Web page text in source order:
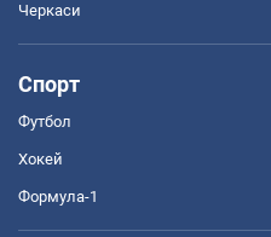
Черкаси
Спорт
Футбол
Хокей
Формула-1